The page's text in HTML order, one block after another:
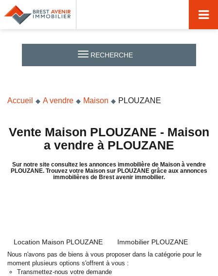
RECHERCHE
Accueil
Acheter
Vendre
Nos agences
Nos métiers
Syndic de copropriété
Transactions immobilières
Nous contacter
02 98 44 56 58
Gestion Locative
Accueil A vendre Maison PLOUZANE
Vente Maison PLOUZANE - Maison
a vendre à PLOUZANE
Sur notre site consultez les annonces immobilière de Maison à vendre
PLOUZANE. Trouvez votre Maison sur PLOUZANE grâce aux annonces
immobilières de Brest avenir immobilier.
Location Maison PLOUZANE Immobilier PLOUZANE
Nous n'avons pas de biens à vous proposer dans la catégorie pour le
moment plusieurs options s'offrent à vous :
Transmettez-nous votre demande